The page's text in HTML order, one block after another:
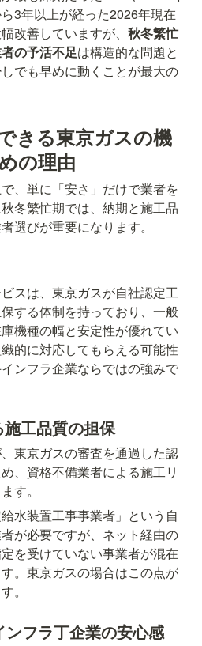
3年以上が経った2026年現在
改善していますが、 秋冬繁忙
の予活不足は構造的な問題と
でも早めに動くことが最大の
きる東京ガスの機
の理由
、単に「安さ」だけで業者を
冬繁忙期では、納期と施工品
選びが重要になります。
スは、東京ガスが自社認定工
する体制を持っており、一般
機種の幅と安定性が優れてい
的に対応してもらえる可能性
ンフラ企業ならではの強みで
工品質の担保
東京ガスの審査を通過した認
、資格不備業者による施工リ
す。
水装置工事事業者」という自
が必要ですが、ネット経由の
を受けていない事業者が混在
。東京ガスの場合はこの点が
。
フラ丁企業の安心感